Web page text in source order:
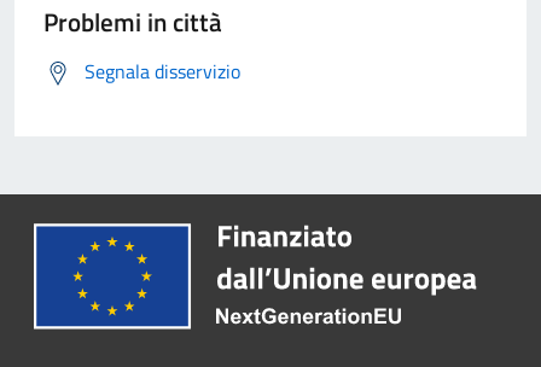
Problemi in città
Segnala disservizio